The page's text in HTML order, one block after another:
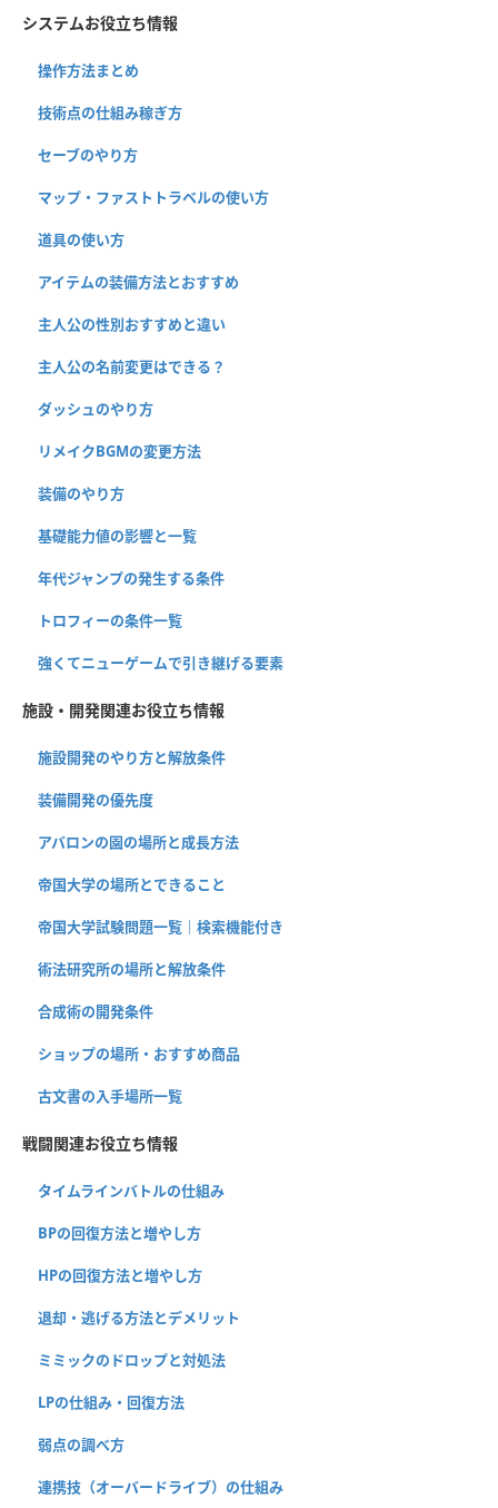
システムお役立ち情報
操作方法まとめ
技術点の仕組み稼ぎ方
セーブのやり方
マップ・ファストトラベルの使い方
道具の使い方
アイテムの装備方法とおすすめ
主人公の性別おすすめと違い
主人公の名前変更はできる？
ダッシュのやり方
リメイクBGMの変更方法
装備のやり方
基礎能力値の影響と一覧
年代ジャンプの発生する条件
トロフィーの条件一覧
強くてニューゲームで引き継げる要素
施設・開発関連お役立ち情報
施設開発のやり方と解放条件
装備開発の優先度
アバロンの園の場所と成長方法
帝国大学の場所とできること
帝国大学試験問題一覧｜検索機能付き
術法研究所の場所と解放条件
合成術の開発条件
ショップの場所・おすすめ商品
古文書の入手場所一覧
戦闘関連お役立ち情報
タイムラインバトルの仕組み
BPの回復方法と増やし方
HPの回復方法と増やし方
退却・逃げる方法とデメリット
ミミックのドロップと対処法
LPの仕組み・回復方法
弱点の調べ方
連携技（オーバードライブ）の仕組み